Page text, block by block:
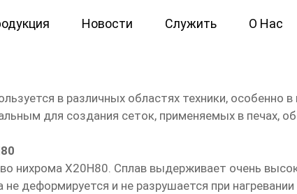
Новости Служить О Нас
Х20Н80 сетка
в различных областях техники, особенно
для создания сеток, применяемых в печах,
нихрома Х20Н80. Сплав выдерживает очень
не деформируется и не разрушается при